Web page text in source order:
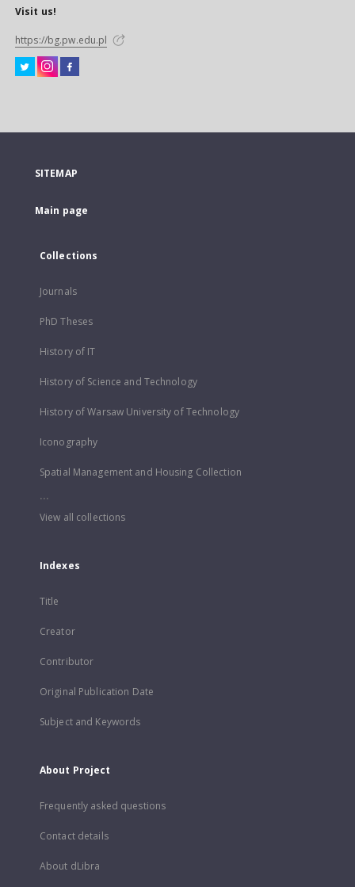
Visit us!
https://bg.pw.edu.pl
SITEMAP
Main page
Collections
Journals
PhD Theses
History of IT
History of Science and Technology
History of Warsaw University of Technology
Iconography
Spatial Management and Housing Collection
...
View all collections
Indexes
Title
Creator
Contributor
Original Publication Date
Subject and Keywords
About Project
Frequently asked questions
Contact details
About dLibra